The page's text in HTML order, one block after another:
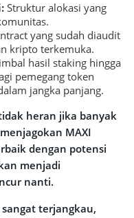
Struktur alokasi yang
yang sudah diaudit
kripto terkemuka.
hasil staking hingga
pemegang token
jangka panjang.
heran jika banyak
MAXI
dengan potensi
menjadi
nanti.
terjangkau,